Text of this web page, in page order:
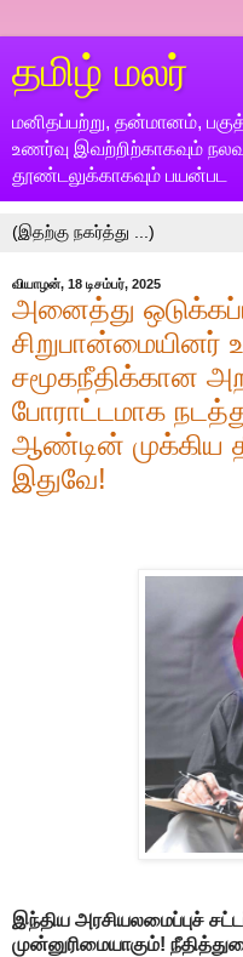
தமிழ் மலர்
மனிதப்பற்று, தன்மானம்,
உணர்வு இவற்றிற்காகவும்
தூண்டலுக்காகவும் பயன்பட
வியாழன், 18 டிசம்பர், 2025
அனைத்து
சமூகநீதிக்கான
போராட்டமாக
ஆண்டின் முக்கிய
இதுவே!
இந்திய அரசியலமைப்புச்
முன்னுரிமையாகும்!